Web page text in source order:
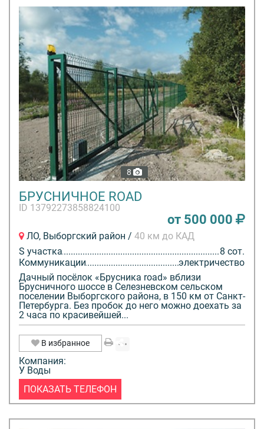
8
БРУСНИЧНОЕ ROAD
ID 13792273858824100
от 500 000
ЛО, Выборгский район / 40 км до КАД
S участка
8 сот.
Коммуникации
электричество
Дачный посёлок «Брусника road» вблизи
Брусничного шоссе в Селезневском сельском
поселении Выборгского района, в 150 км от Санкт-
Петербурга. Без пробок до него можно доехать за
2 часа по красивейшей...
В избранное
Компания:
У Воды
ПОКАЗАТЬ ТЕЛЕФОН